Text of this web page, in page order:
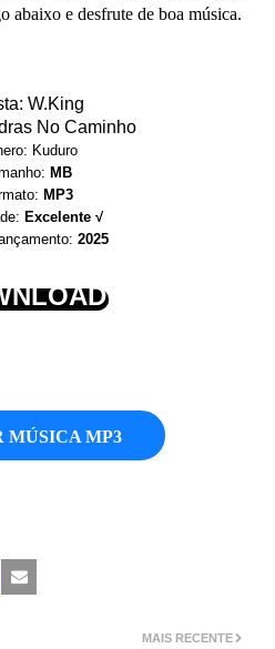
abaixo e desfrute de boa música.
W.King
No Caminho
Kuduro
MB
MP3
Excelente √
2025
MÚSICA MP3
MAIS RECENTE